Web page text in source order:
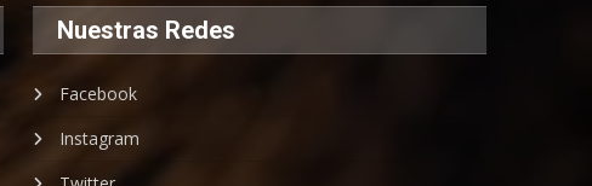
Nuestras Redes
Facebook
Instagram